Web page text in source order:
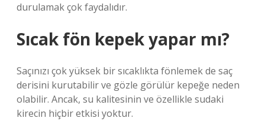
durulamak çok faydalıdır.
Sıcak fön kepek yapar mı?
Saçınızı çok yüksek bir sıcaklıkta fönlemek de saç
derisini kurutabilir ve gözle görülür kepeğe neden
olabilir. Ancak, su kalitesinin ve özellikle sudaki
kirecin hiçbir etkisi yoktur.